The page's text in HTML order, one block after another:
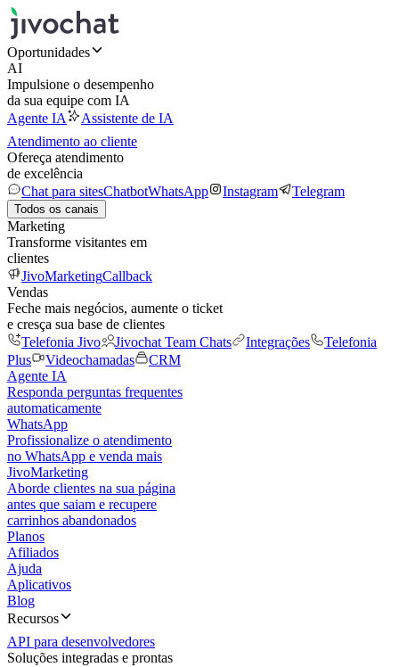
Oportunidades
AI
Impulsione o desempenho
da sua equipe com IA
Agente IA
Assistente de IA
Atendimento ao cliente
Ofereça atendimento
de excelência
Chat para sitesChatbotWhatsApp Instagram Telegram
Todos os canais
Marketing
Transforme visitantes em
clientes
JivoMarketingCallback
Vendas
Feche mais negócios, aumente o ticket
e cresça sua base de clientes
Telefonia Jivo
Jivochat Team Chats Integrações
Telefonia
Plus
Videochamadas
CRM
Agente IA
Responda perguntas frequentes
automaticamente
WhatsApp
Profissionalize o atendimento
no WhatsApp e venda mais
JivoMarketing
Aborde clientes na sua página
antes que saiam e recupere
carrinhos abandonados
Planos
Afiliados
Ajuda
Aplicativos
Blog
Recursos
API para desenvolvedores
Soluções integradas e prontas